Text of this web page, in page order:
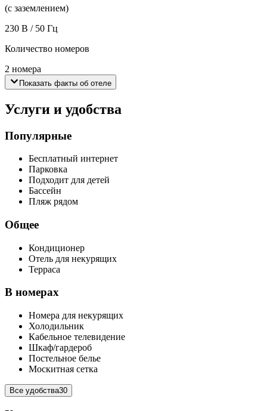
(с заземлением)
230 В / 50 Гц
Количество номеров
2 номера
Показать факты об отеле
Услуги и удобства
Популярные
Бесплатный интернет
Парковка
Подходит для детей
Бассейн
Пляж рядом
Общее
Кондиционер
Отель для некурящих
Терраса
В номерах
Номера для некурящих
Холодильник
Кабельное телевидение
Шкаф/гардероб
Постельное белье
Москитная сетка
Все удобства30